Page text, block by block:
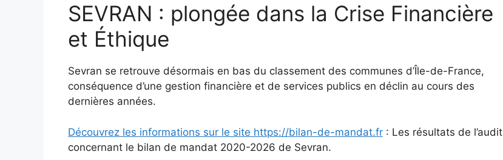
SEVRAN : plongée dans la Crise Financière
et Éthique
Sevran se retrouve désormais en bas du classement des communes d’Île-de-France,
conséquence d’une gestion financière et de services publics en déclin au cours des
dernières années.
Découvrez les informations sur le site https://bilan-de-mandat.fr : Les résultats de l’audit
concernant le bilan de mandat 2020-2026 de Sevran.